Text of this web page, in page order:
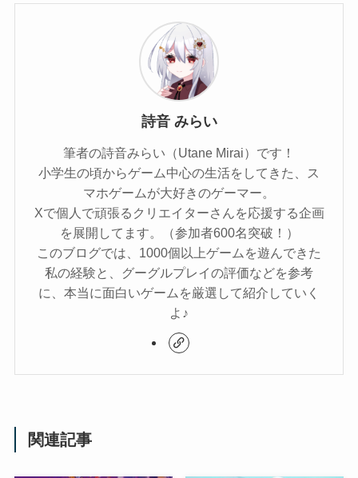
詩音 みらい
筆者の詩音みらい（Utane Mirai）です！
小学生の頃からゲーム中心の生活をしてきた、ス
マホゲームが大好きのゲーマー。
Xで個人で頑張るクリエイターさんを応援する企画
を展開してます。（参加者600名突破！）
このブログでは、1000個以上ゲームを遊んできた
私の経験と、グーグルプレイの評価などを参考
に、本当に面白いゲームを厳選して紹介していく
よ♪
関連記事